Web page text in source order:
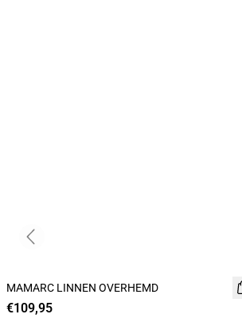
NIEUW
MAMARC LINNEN OVERHEMD
€109,95
Previous slide